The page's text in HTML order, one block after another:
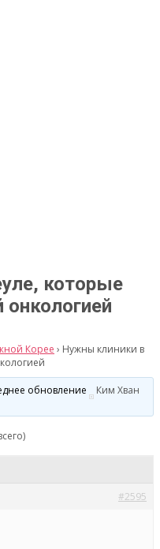
которые
Корее › Нужны клиники в
обновление
Ким Хван
#2595